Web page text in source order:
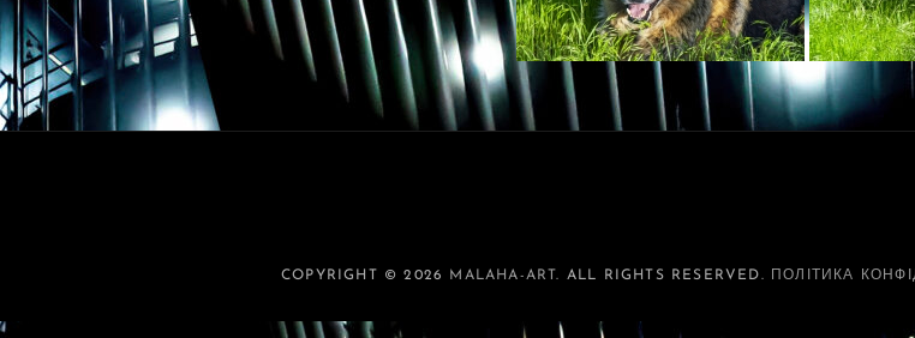
COPYRIGHT © 2026 MALAHA-ART. ALL RIGHTS RESERVED. ПОЛІТИКА